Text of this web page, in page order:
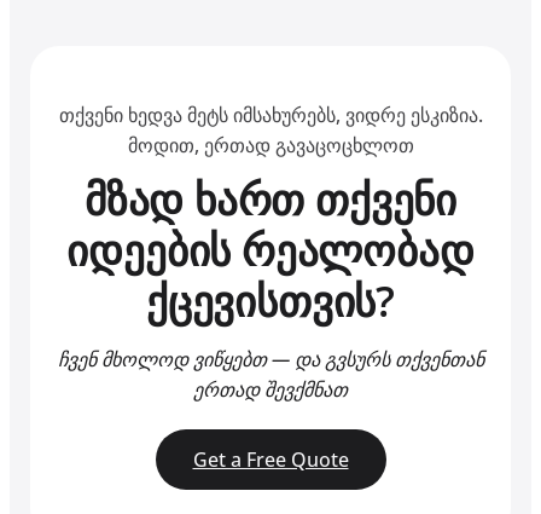
თქვენი ხედვა მეტს იმსახურებს, ვიდრე ესკიზია.
მოდით, ერთად გავაცოცხლოთ
მზად ხართ თქვენი
იდეების რეალობად
ქცევისთვის?
ჩვენ მხოლოდ ვიწყებთ — და გვსურს თქვენთან
ერთად შევქმნათ
Get a Free Quote